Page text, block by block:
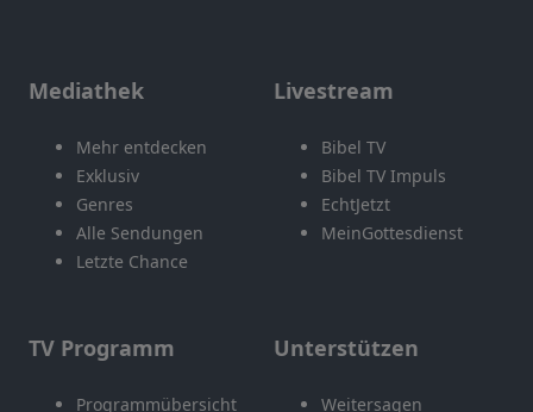
Mediathek
Mehr entdecken
Exklusiv
Genres
Alle Sendungen
Letzte Chance
Livestream
Bibel TV
Bibel TV Impuls
EchtJetzt
MeinGottesdienst
TV Programm
Programmübersicht
Unterstützen
Weitersagen